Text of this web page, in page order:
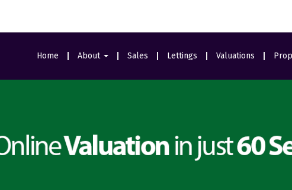
Home About
Testimonials
Sales Lettings Valuations